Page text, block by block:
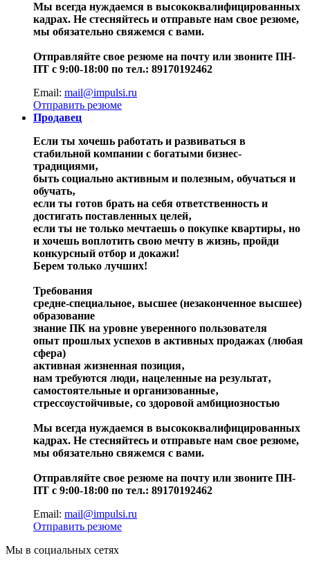
Мы всегда нуждаемся в высококвалифицированных
кадрах. Не стесняйтесь и отправьте нам свое резюме,
мы обязательно свяжемся с вами.
Отправляйте свое резюме на почту или звоните ПН-
ПТ с 9:00-18:00 по тел.: 89170192462
Email: mail@impulsi.ru
Отправить резюме
Продавец
Если ты хочешь работать и развиваться в
стабильной компании с богатыми бизнес-
традициями‚
быть социально активным и полезным‚ обучаться и
обучать‚
если ты готов брать на себя ответственность и
достигать поставленных целей‚
если ты не только мечтаешь о покупке квартиры‚ но
и хочешь воплотить свою мечту в жизнь‚ пройди
конкурсный отбор и докажи!
Берем только лучших!
Требования
средне-специальное‚ высшее (незаконченное высшее)
образование
знание ПК на уровне уверенного пользователя
опыт прошлых успехов в активных продажах (любая
сфера)
активная жизненная позиция‚
нам требуются люди‚ нацеленные на результат‚
самостоятельные и организованные‚
стрессоустойчивые‚ со здоровой амбициозностью
Мы всегда нуждаемся в высококвалифицированных
кадрах. Не стесняйтесь и отправьте нам свое резюме,
мы обязательно свяжемся с вами.
Отправляйте свое резюме на почту или звоните ПН-
ПТ с 9:00-18:00 по тел.: 89170192462
Email: mail@impulsi.ru
Отправить резюме
Мы в социальных сетях